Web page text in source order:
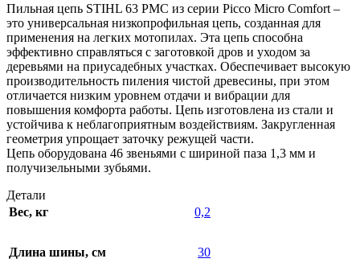
Пильная цепь STIHL 63 PMC из серии Picco Micro Comfort –
это универсальная низкопрофильная цепь, созданная для
применения на легких мотопилах. Эта цепь способна
эффективно справляться с заготовкой дров и уходом за
деревьями на приусадебных участках. Обеспечивает высокую
производительность пиления чистой древесины, при этом
отличается низким уровнем отдачи и вибрации для
повышения комфорта работы. Цепь изготовлена из стали и
устойчива к неблагоприятным воздействиям. Закругленная
геометрия упрощает заточку режущей части.
Цепь оборудована 46 звеньями с шириной паза 1,3 мм и
получизельными зубьями.
Детали
Вес, кг
0,2
Длина шины, см 30